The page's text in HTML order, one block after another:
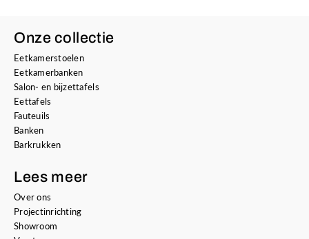
Onze collectie
Eetkamerstoelen
Eetkamerbanken
Salon- en bijzettafels
Eettafels
Fauteuils
Banken
Barkrukken
Lees meer
Over ons
Projectinrichting
Showroom